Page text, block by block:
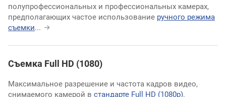
полупрофессиональных и профессиональных камерах,
предполагающих частое использование ручного режима
съемки...
Съемка Full HD (1080)
Максимальное разрешение и частота кадров видео,
снимаемого камерой в стандарте Full HD (1080p).